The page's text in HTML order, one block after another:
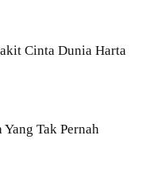
Cinta Dunia Harta
Yang Tak Pernah